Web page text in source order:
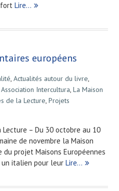
fort Lire…
européens
, Actualités autour du livre,
Association Intercultura, La Maison
de la Lecture, Projets
– Du 30 octobre au 10
de novembre la Maison
projet Maisons Européennes
italien pour leur Lire…